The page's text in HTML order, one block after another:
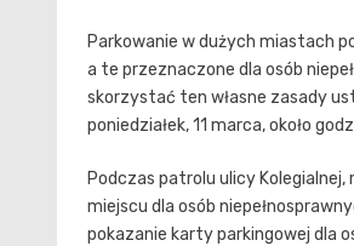
Parkowanie w dużych miastach
a te przeznaczone dla osób
skorzystać ten własne zasady
poniedziałek, 11 marca, około
Podczas patrolu ulicy
miejscu dla osób
pokazanie karty parkingowej dla